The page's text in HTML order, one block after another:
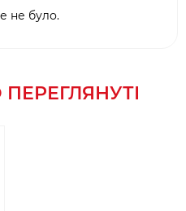
не було.